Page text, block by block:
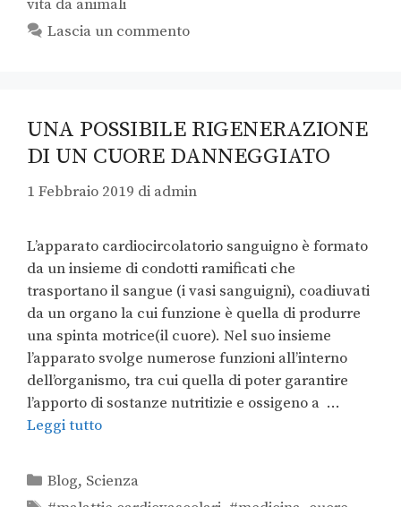
vita da animali
Lascia un commento
UNA POSSIBILE RIGENERAZIONE
DI UN CUORE DANNEGGIATO
1 Febbraio 2019 di admin
L’apparato cardiocircolatorio sanguigno è formato
da un insieme di condotti ramificati che
trasportano il sangue (i vasi sanguigni), coadiuvati
da un organo la cui funzione è quella di produrre
una spinta motrice(il cuore). Nel suo insieme
l’apparato svolge numerose funzioni all’interno
dell’organismo, tra cui quella di poter garantire
l’apporto di sostanze nutritizie e ossigeno a …
Leggi tutto
Blog, Scienza